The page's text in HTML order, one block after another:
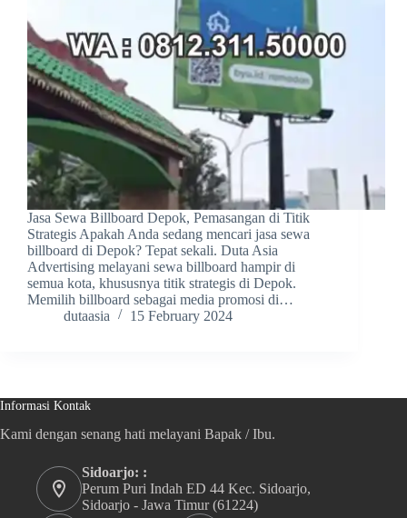
Jasa Sewa Billboard Depok, Pemasangan di Titik
Strategis Apakah Anda sedang mencari jasa sewa
billboard di Depok? Tepat sekali. Duta Asia
Advertising melayani sewa billboard hampir di
semua kota, khususnya titik strategis di Depok.
Memilih billboard sebagai media promosi di…
dutaasia
15 February 2024
Informasi Kontak
Kami dengan senang hati melayani Bapak / Ibu.
Sidoarjo: :
Perum Puri Indah ED 44 Kec. Sidoarjo,
Sidoarjo - Jawa Timur (61224)